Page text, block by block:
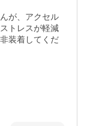
が、アクセル
トレスが軽減
装着してくだ